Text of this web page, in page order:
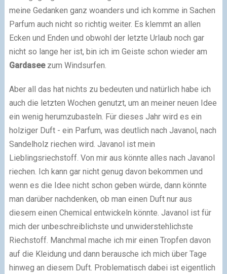
meine Gedanken ganz woanders und ich komme in Sachen
Parfum auch nicht so richtig weiter. Es klemmt an allen
Ecken und Enden und obwohl der letzte Urlaub noch gar
nicht so lange her ist, bin ich im Geiste schon wieder am
Gardaseezum Windsurfen.
Aber all das hat nichts zu bedeuten und natürlich habe ich
auch die letzten Wochen genutzt, um an meiner neuen Idee
ein wenig herumzubasteln. Für dieses Jahr wird es ein
holziger Duft - ein Parfum, was deutlich nach Javanol, nach
Sandelholz riechen wird. Javanol ist mein
Lieblingsriechstoff. Von mir aus könnte alles nach Javanol
riechen. Ich kann gar nicht genug davon bekommen und
wenn es die Idee nicht schon geben würde, dann könnte
man darüber nachdenken, ob man einen Duft nur aus
diesem einen Chemical entwickeln könnte. Javanol ist für
mich der unbeschreiblichste und unwiderstehlichste
Riechstoff. Manchmal mache ich mir einen Tropfen davon
auf die Kleidung und dann berausche ich mich über Tage
hinweg an diesem Duft. Problematisch dabei ist eigentlich